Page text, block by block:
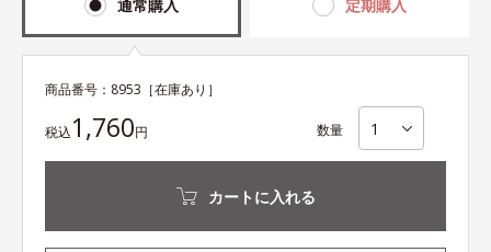
通常購入 定期購入
商品番号： 8953 ［在庫あり］
税込1,760円 数量
カートに入れる